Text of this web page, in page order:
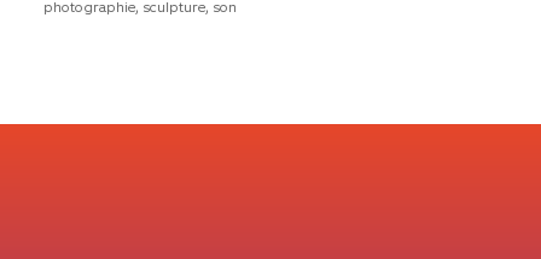
sculpture, son